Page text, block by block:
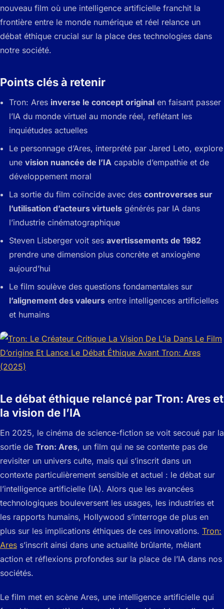
nouveau film où une intelligence artificielle franchit la
frontière entre le monde numérique et réel relance un
débat éthique crucial sur la place des technologies dans
notre société.
Points clés à retenir
Tron: Ares inverse le concept original en faisant passer
l’IA du monde virtuel au monde réel, reflétant les
inquiétudes actuelles
Le personnage d’Ares, interprété par Jared Leto, explore
une vision nuancée de l’IA capable d’empathie et de
développement moral
La sortie du film coïncide avec des controverses sur
l’utilisation d’acteurs virtuels générés par IA dans
l’industrie cinématographique
Steven Lisberger voit ses avertissements de 1982
prendre une dimension plus concrète et anxiogène
aujourd’hui
Le film soulève des questions fondamentales sur
l’alignement des valeurs entre intelligences artificielles
et humains
Le débat éthique relancé par Tron: Ares et
la vision de l’IA
En 2025, le cinéma de science-fiction se voit secoué par la
sortie de Tron: Ares, un film qui ne se contente pas de
revisiter un univers culte, mais qui s’inscrit dans un
contexte particulièrement sensible et actuel : le débat sur
l’intelligence artificielle (IA). Alors que les avancées
technologiques bouleversent les usages, les industries et
les rapports humains, Hollywood s’interroge de plus en
plus sur les implications éthiques de ces innovations. Tron:
Ares s’inscrit ainsi dans une actualité brûlante, mêlant
action et réflexions profondes sur la place de l’IA dans nos
sociétés.
Le film met en scène Ares, une intelligence artificielle qui